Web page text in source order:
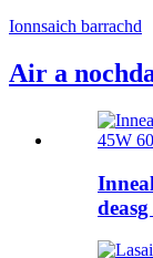
Ionnsaich barrachd
Air a